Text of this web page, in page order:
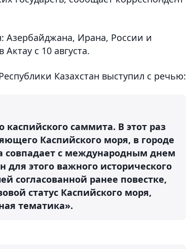
Азербайджана, Ирана, России и
с 10 августа.
Казахстан выступил с речью:
каспийского саммита. В этот раз
Каспийского моря, в городе
совпадает с международным днем
этого важного исторического
согласованной ранее повестке,
статус Каспийского моря,
тематика».